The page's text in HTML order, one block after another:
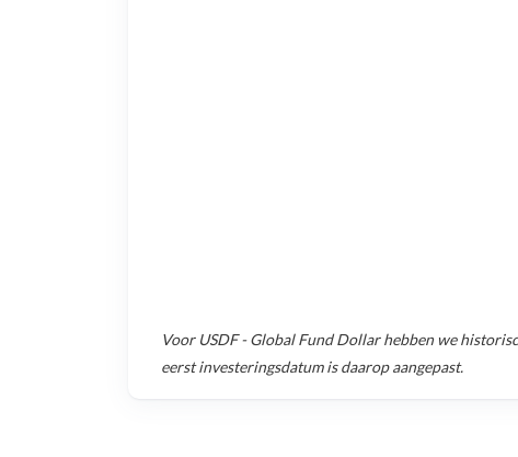
Voor USDF - Global Fund Dollarhebben we
eerst investeringsdatum is daarop aangepast.